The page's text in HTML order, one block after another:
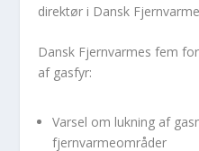
direktør i Dansk
Dansk Fjernvarmes fem
af gasfyr:
Varsel om lukning af
fjernvarmeområder